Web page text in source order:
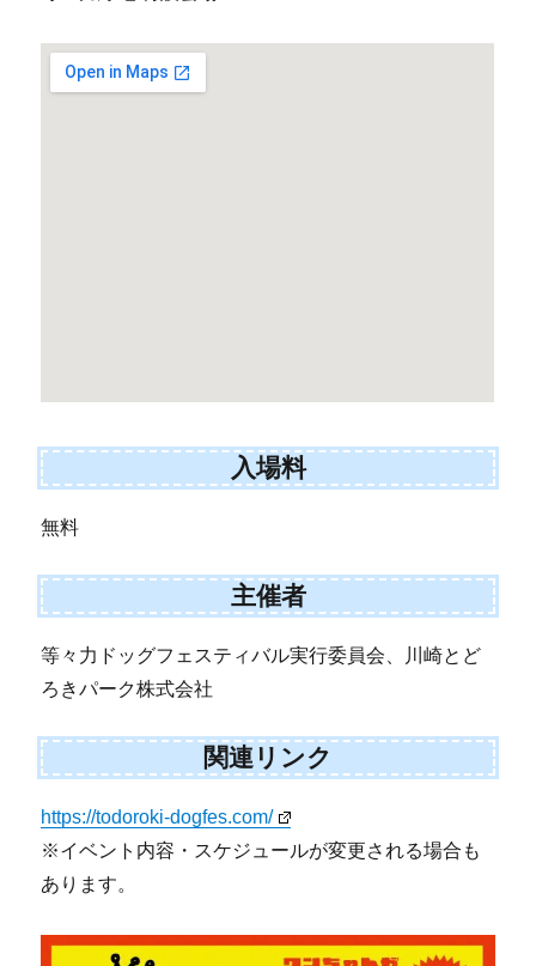
入場料
無料
主催者
等々力ドッグフェスティバル実行委員会、川崎とど
ろきパーク株式会社
関連リンク
https://todoroki-dogfes.com/
※イベント内容・スケジュールが変更される場合も
あります。